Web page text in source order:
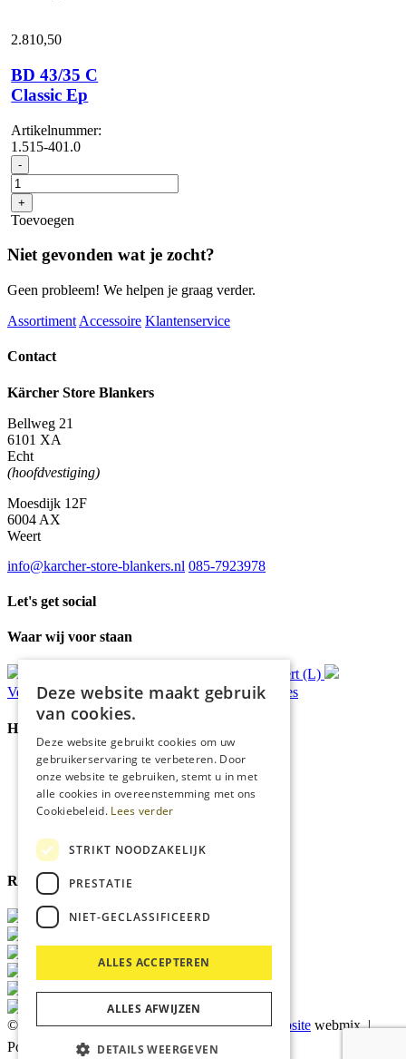
80Ah
Li+FC
2.810,50
BD 43/35 C
Classic Ep
Artikelnummer:
1.515-401.0
- BD
43/35
C
Classic
Ep
+
Toevoegen
Niet gevonden wat je zocht?
Geen probleem! We helpen je graag verder.
Assortiment Accessoire Klantenservice
Contact
Kärcher Store Blankers
Bellweg 21
6101 XA
Echt
(hoofdvestiging)
Moesdijk 12F
6004 AX
Weert
info@karcher-store-blankers.nl 085-7923978
Let's get social
Waar wij voor staan
Ophalen in Echt of Weert (L)
Verzondenbinnen 48 uur* Persoonlijk advies
Handige Links
Home
Klantenservice
Over ons
Blog
Cookies
Reviewmerk
© 2026 Kärcher Store Blankers |Maatwerk website webmix |
Powered by
Marker Media
Deze website maakt gebruik
van cookies.
Deze website gebruikt cookies om uw
gebruikerservaring te verbeteren. Door
onze website te gebruiken, stemt u in met
alle cookies in overeenstemming met ons
Cookiebeleid. Lees verder
STRIKT NOODZAKELIJK
PRESTATIE
NIET-GECLASSIFICEERD
ALLES ACCEPTEREN
ALLES AFWIJZEN
DETAILS WEERGEVEN